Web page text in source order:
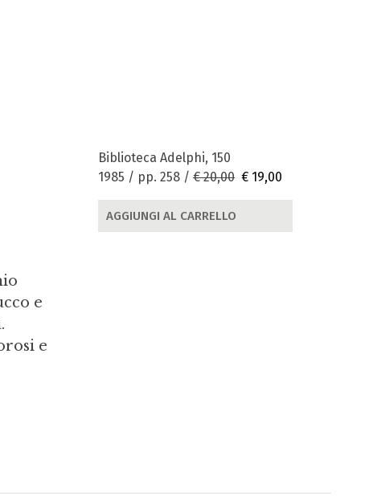
e
e
Biblioteca Adelphi, 150
1985 / pp. 258 / € 20,00 € 19,00
AGGIUNGI AL CARRELLO